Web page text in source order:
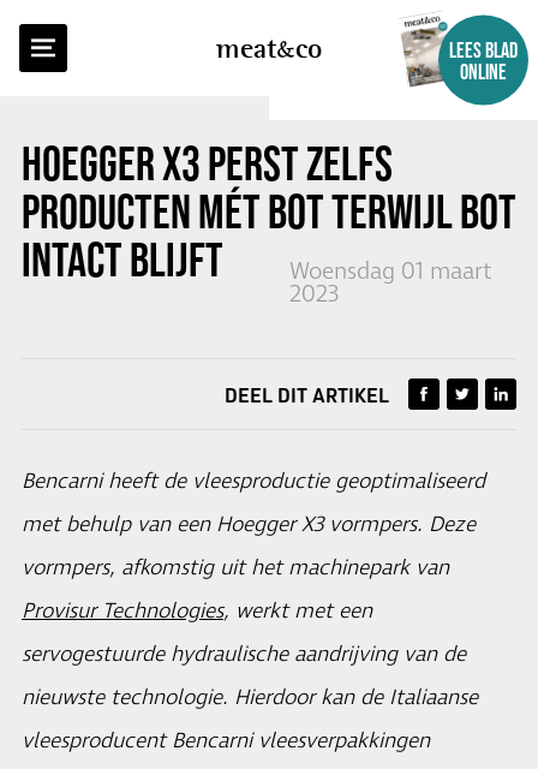
meatco
LEES BLAD
ONLINE
HOEGGER X3 PERST ZELFS
PRODUCTEN MÉT BOT TERWIJL BOT
INTACT BLIJFT
Woensdag 01 maart
2023
TERUG NAAR OVERZICHT
DEEL DIT ARTIKEL
Bencarni heeft de vleesproductie geoptimaliseerd
met behulp van een Hoegger X3 vormpers. Deze
vormpers, afkomstig uit het machinepark van
Provisur Technologies, werkt met een
servogestuurde hydraulische aandrijving van de
nieuwste technologie. Hierdoor kan de Italiaanse
vleesproducent Bencarni vleesverpakkingen